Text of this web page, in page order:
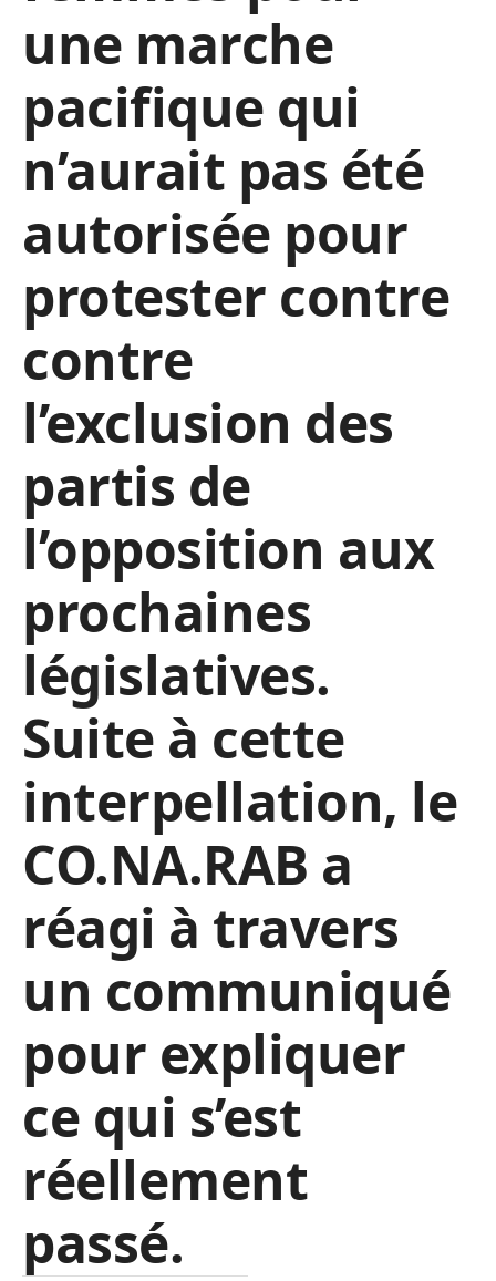
une marche
pacifique qui
n’aurait pas été
autorisée pour
protester contre
contre
l’exclusion des
partis de
l’opposition aux
prochaines
législatives.
Suite à cette
interpellation, le
CO.NA.RAB a
réagi à travers
un communiqué
pour expliquer
ce qui s’est
réellement
passé.